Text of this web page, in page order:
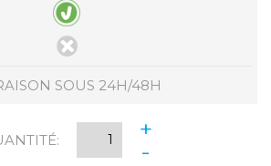
SOUS 24H/48H
+
-